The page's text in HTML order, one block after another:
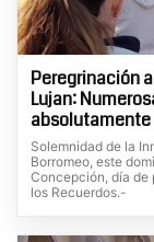
Peregrinación
Lujan:
Solemnidad de la
Borromeo, este
Concepción, día de
los Recuerdos.-